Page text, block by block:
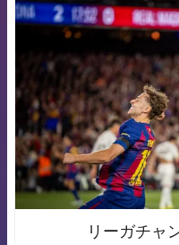
リーガチャ